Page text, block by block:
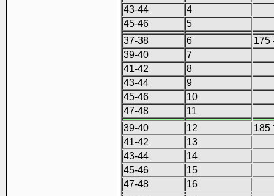
43-44
4
45-46
5
37-38
6
175
39-40
7
41-42
8
43-44
9
45-46
10
47-48
11
39-40
12
185
41-42
13
43-44
14
45-46
15
47-48
16